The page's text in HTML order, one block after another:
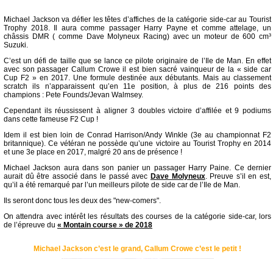
Michael Jackson va défier les têtes d’affiches de la catégorie side-car au Tourist
Trophy 2018. Il aura comme passager Harry Payne et comme attelage, un
châssis DMR ( comme Dave Molyneux Racing) avec un moteur de 600 cm³
Suzuki.
C’est un défi de taille que se lance ce pilote originaire de l’Ile de Man. En effet
avec son passager Callum Crowe il est bien sacré vainqueur de la « side car
Cup F2 » en 2017. Une formule destinée aux débutants. Mais au classement
scratch ils n’apparaissent qu’en 11e position, à plus de 216 points des
champions : Pete Founds/Jevan Walmsey.
Cependant ils réussissent à aligner 3 doubles victoire d’affilée et 9 podiums
dans cette fameuse F2 Cup !
Idem il est bien loin de Conrad Harrison/Andy Winkle (3e au championnat F2
britannique). Ce vétéran ne possède qu’une victoire au Tourist Trophy en 2014
et une 3e place en 2017, malgré 20 ans de présence !
Michael Jackson aura dans son panier un passager Harry Paine. Ce dernier
aurait dû être associé dans le passé avec Dave Molyneux. Preuve s’il en est,
qu’il a été remarqué par l’un meilleurs pilote de side car de l’Ile de Man.
Ils seront donc tous les deux des "new-comers".
On attendra avec intérêt les résultats des courses de la catégorie side-car, lors
de l’épreuve du « Montain course » de 2018
Michael Jackson c’est le grand, Callum Crowe c’est le petit !